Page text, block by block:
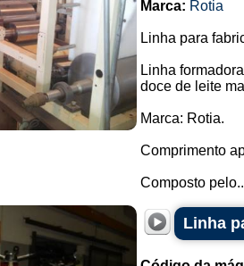
Marca: Rotia
Linha para
Linha
doce de leite
Marca: Rotia.
Comprimento
Composto
Linha